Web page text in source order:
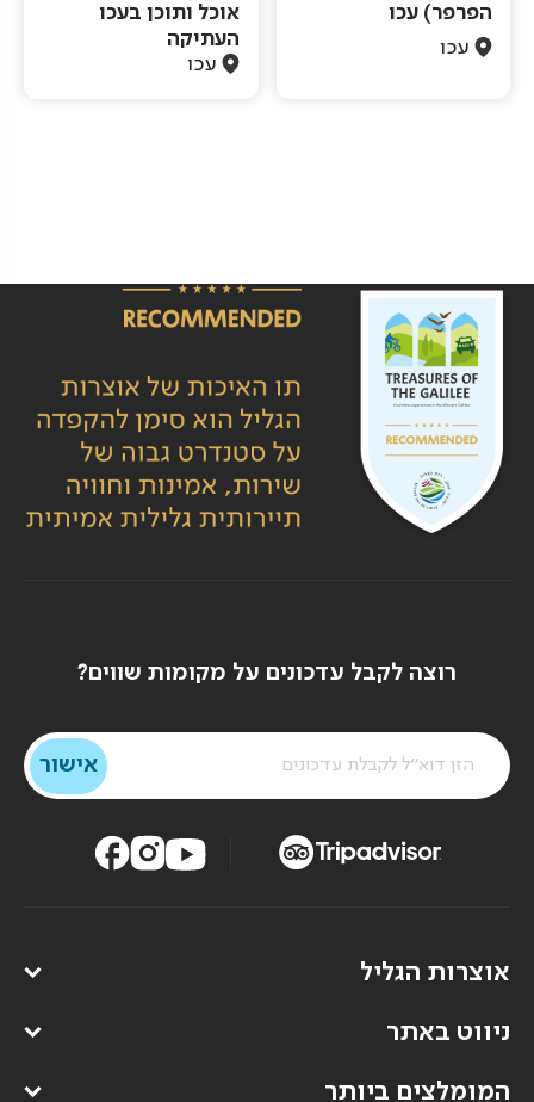
הפרפר) עכו
עכו
אוכל ותוכן בעכו
העתיקה
עכו
רוצה לקבל עדכונים על מקומות שווים?
אוצרות הגליל
ניווט באתר
המומלצים ביותר